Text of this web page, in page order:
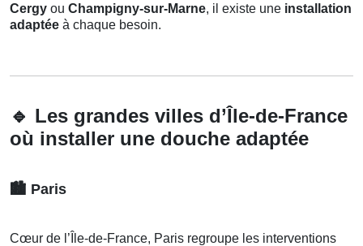
Cergy ou Champigny-sur-Marne, il existe une installation
adaptée à chaque besoin.
🔹 Les grandes villes d’Île-de-France
où installer une douche adaptée
🏙️ Paris
Cœur de l’Île-de-France, Paris regroupe les interventions